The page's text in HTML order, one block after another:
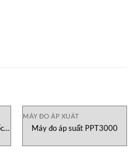
MÁY ĐO ÁP XUẤT
Máy đo áp suất PPT3000